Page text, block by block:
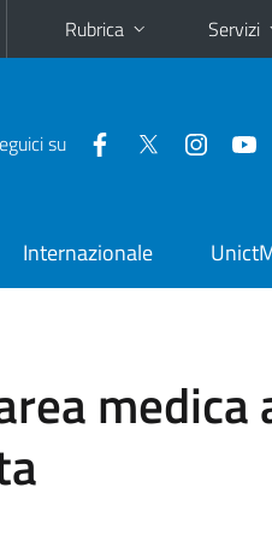
Rubrica Servizi
su
Internazionale